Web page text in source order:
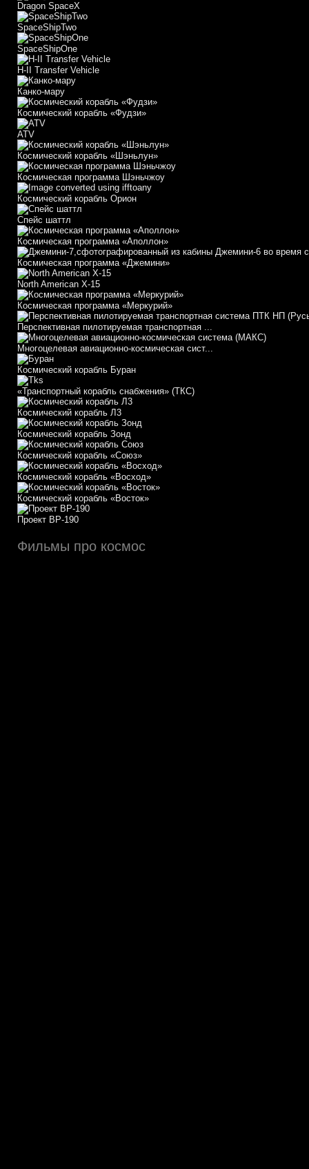
Dragon SpaceX
SpaceShipTwo
SpaceShipOne
H-II Transfer Vehicle
Канко-мару
Космический корабль «Фудзи»
АТV
Космический корабль «Шэньлун»
Космическая программа Шэньчжоу
Космический корабль Орион
Спейс шаттл
Космическая программа «Аполлон»
Космическая программа «Джемини»
North American X-15
Космическая программа «Меркурий»
Перспективная пилотируемая транспортная ...
Многоцелевая авиационно-космическая сист...
Космический корабль Буран
«Транспортный корабль снабжения» (ТКС)
Космический корабль Л3
Космический корабль Зонд
Космический корабль «Союз»
Космический корабль «Восход»
Космический корабль «Восток»
Проект ВР-190
Фильмы про космос